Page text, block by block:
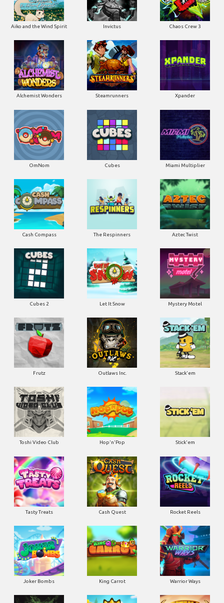
Aiko and the Wind Spirit Invictus Chaos Crew 3
Alchemist Wonders Steamrunners Xpander
OmNom Cubes Miami Multiplier
Cash Compass The Respinners Aztec Twist
Cubes 2 Let It Snow Mystery Motel
Frutz Outlaws Inc. Stack'em
Toshi Video Club Hop'n'Pop Stick'em
Tasty Treats Cash Quest Rocket Reels
Joker Bombs King Carrot Warrior Ways